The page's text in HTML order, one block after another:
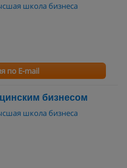
школа бизнеса
по E-mail
бизнесом
школа бизнеса